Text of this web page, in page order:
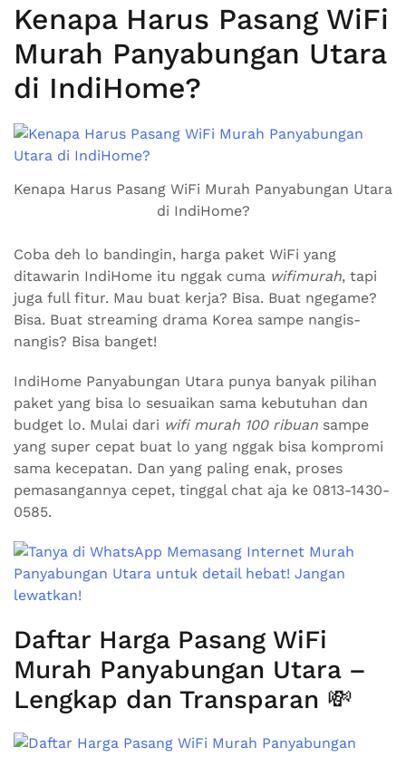
Kenapa Harus Pasang WiFi
Murah Panyabungan Utara
di IndiHome?
Kenapa Harus Pasang WiFi Murah Panyabungan Utara
di IndiHome?
Coba deh lo bandingin, harga paket WiFi yang
ditawarin IndiHome itu nggak cuma wifimurah, tapi
juga full fitur. Mau buat kerja? Bisa. Buat ngegame?
Bisa. Buat streaming drama Korea sampe nangis-
nangis? Bisa banget!
IndiHome Panyabungan Utara punya banyak pilihan
paket yang bisa lo sesuaikan sama kebutuhan dan
budget lo. Mulai dari wifi murah 100 ribuan sampe
yang super cepat buat lo yang nggak bisa kompromi
sama kecepatan. Dan yang paling enak, proses
pemasangannya cepet, tinggal chat aja ke 0813-1430-
0585.
Daftar Harga Pasang WiFi
Murah Panyabungan Utara –
Lengkap dan Transparan 💸